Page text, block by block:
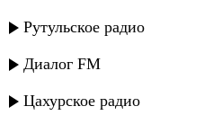
Рутульское радио
Диалог FM
Цахурское радио
Эльмира Магомедова -
Гуля Магомедова -